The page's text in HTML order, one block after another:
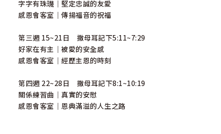
字字有珠璣｜堅定忠誠的友愛
感恩會客室｜傳揚福音的祝福
第三週 15~21日 撒母耳記下5:11~7:29
好家在有主｜被愛的安全感
感恩會客室｜經歷主恩的時刻
第四週 22~28日 撒母耳記下8:1~10:19
關係練習曲｜真實的安慰
感恩會客室｜恩典滿溢的人生之路